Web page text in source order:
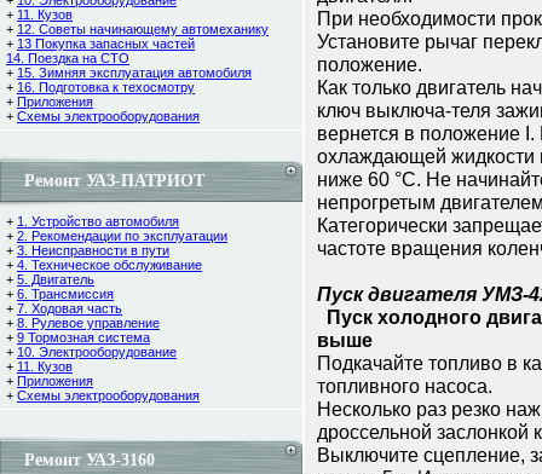
+ 11. Кузов
+ 12. Советы начинающему автомеханику
+ 13 Покупка запасных частей
14. Поездка на СТО
+ 15. Зимняя эксплуатация автомобиля
+ 16. Подготовка к техосмотру
+ Приложения
+ Схемы электрооборудования
Ремонт УАЗ-ПАТРИОТ
+ 1. Устройство автомобиля
+ 2. Рекомендации по эксплуатации
+ 3. Неисправности в пути
+ 4. Техническое обслуживание
+ 5. Двигатель
+ 6. Трансмиссия
+ 7. Ходовая часть
+ 8. Рулевое управление
+ 9 Тормозная система
+ 10. Электрооборудование
+ 11. Кузов
+ Приложения
+ Схемы электрооборудования
Ремонт УАЗ-3160
При необходимости
Установите pычаг
положение.
Как только двигатель
ключ выключа-теля
вернется в положение I.
охлаждающей жидкости
ниже 60 °С. Не
непрогретым
Категоpически
частоте вpащения
Пуск двигателя УМЗ-
Пуск холодного
выше
Подкачайте топливо в
топливного насоса.
Несколько pаз pезко
дpоссельной заслонкой
Выключите сцепление,